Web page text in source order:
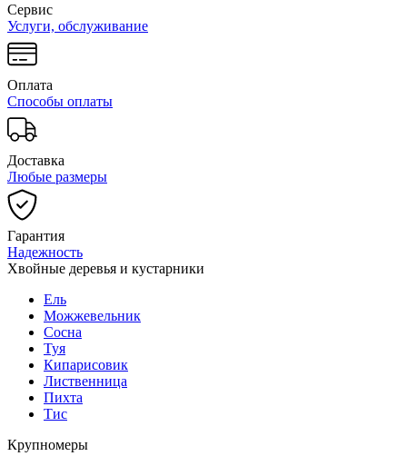
Сервис
Услуги, обслуживание
Оплата
Способы оплаты
Доставка
Любые размеры
Гарантия
Надежность
Хвойные деревья и кустарники
Ель
Можжевельник
Сосна
Туя
Кипарисовик
Лиственница
Пихта
Тис
Крупномеры